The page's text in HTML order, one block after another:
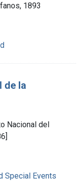
1893
de la
Nacional del
Special Events